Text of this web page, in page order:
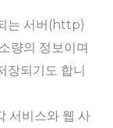
는 서버(http)
량의 정보이며
장되기도 합니
서비스와 웹 사